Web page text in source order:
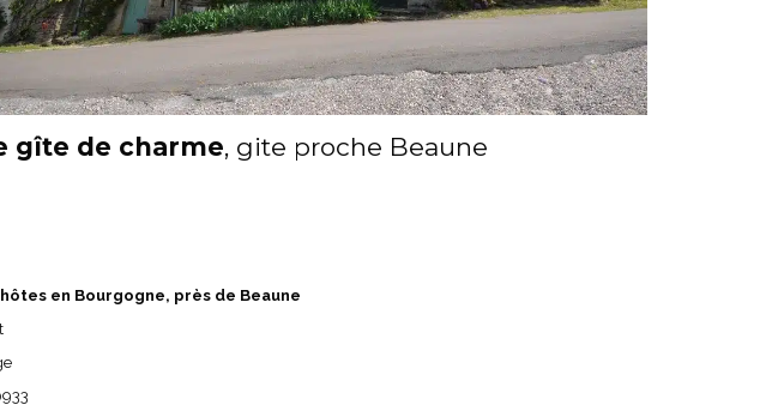
gîte de charme, gite proche Beaune
en Bourgogne, près de Beaune